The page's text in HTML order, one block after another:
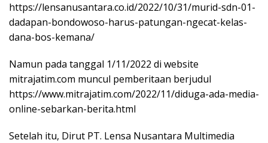
https://lensanusantara.co.id/2022/10/31/murid-sdn-01-
dadapan-bondowoso-harus-patungan-ngecat-kelas-
dana-bos-kemana/
Namun pada tanggal 1/11/2022 di website
mitrajatim.com muncul pemberitaan berjudul
https://www.mitrajatim.com/2022/11/diduga-ada-media-
online-sebarkan-berita.html
Setelah itu, Dirut PT. Lensa Nusantara Multimedia